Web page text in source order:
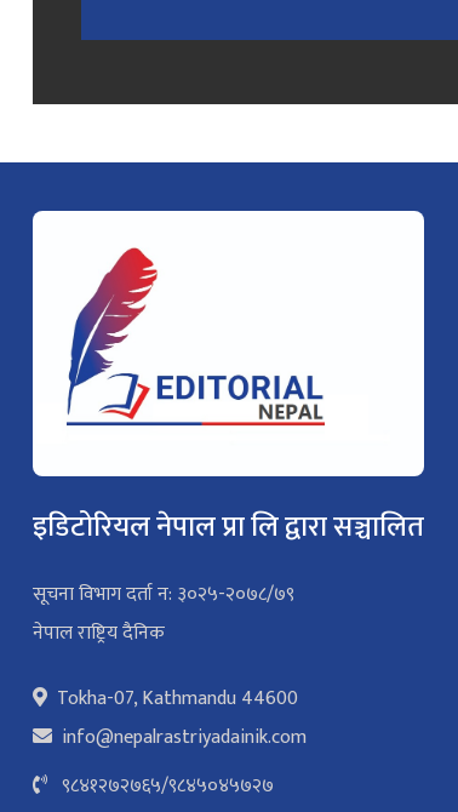
इडिटोरियल नेपाल प्रा लि द्वारा सञ्चालित
सूचना विभाग दर्ता न: ३०२५-२०७८/७९
नेपाल राष्ट्रिय दैनिक
Tokha-07, Kathmandu 44600
info@nepalrastriyadainik.com
९८४१२७२७६५/९८४५०४५७२७